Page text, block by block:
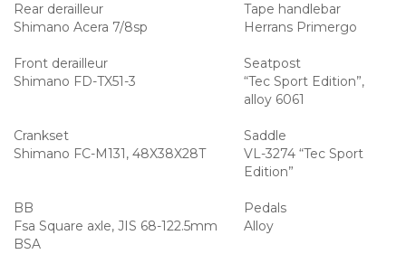
Rear derailleur
Shimano Acera 7/8sp
Tape handlebar
Herrans Primergo
Front derailleur
Shimano FD-TX51-3
Seatpost
“Tec Sport Edition”,
alloy 6061
Crankset
Shimano FC-M131, 48X38X28T
Saddle
VL-3274 “Tec Sport
Edition”
BB
Fsa Square axle, JIS 68-122.5mm
BSA
Pedals
Alloy